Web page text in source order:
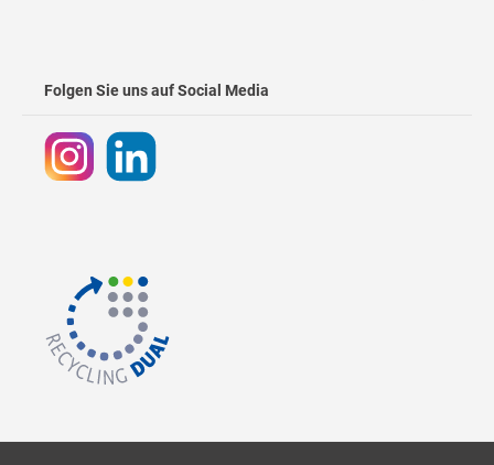
Folgen Sie uns auf Social Media